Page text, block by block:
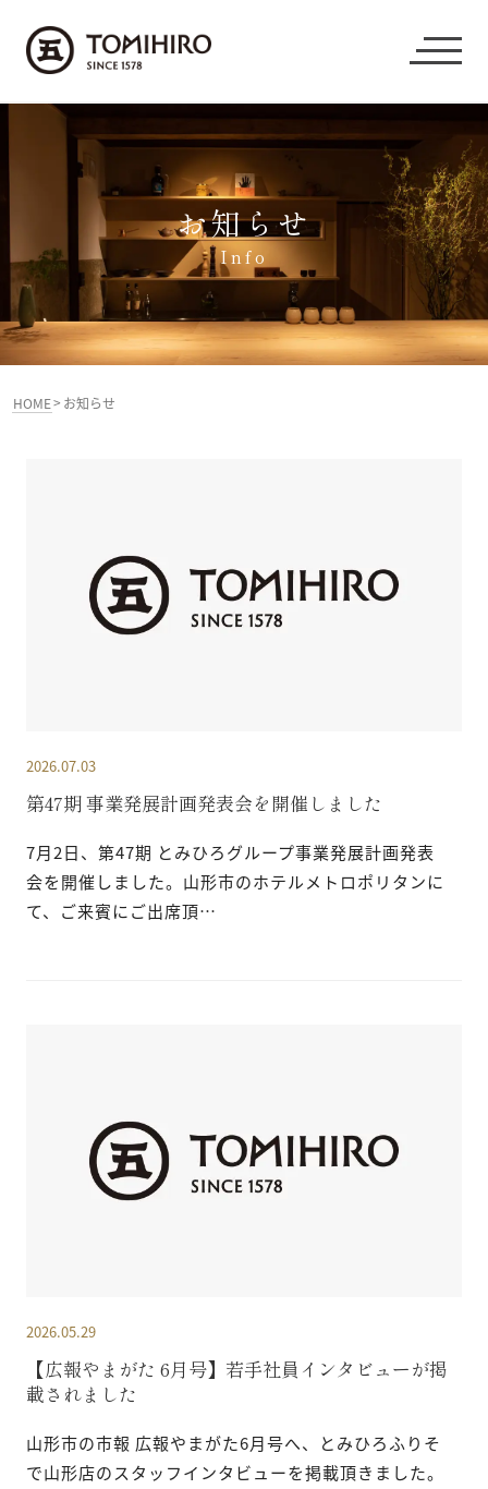
お知らせ
Info
HOME> お知らせ
2026.07.03
第47期 事業発展計画発表会を開催しました
7月2日、第47期 とみひろグループ事業発展計画発表
会を開催しました。山形市のホテルメトロポリタンに
て、ご来賓にご出席頂…
2026.05.29
【広報やまがた 6月号】若手社員インタビューが掲
載されました
山形市の市報 広報やまがた6月号へ、とみひろふりそ
で山形店のスタッフインタビューを掲載頂きました。